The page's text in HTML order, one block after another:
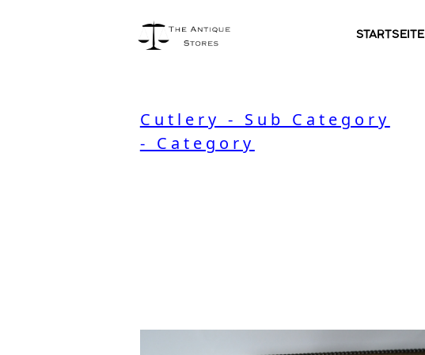
STARTSEITE
Cutlery - Sub Category
- Category